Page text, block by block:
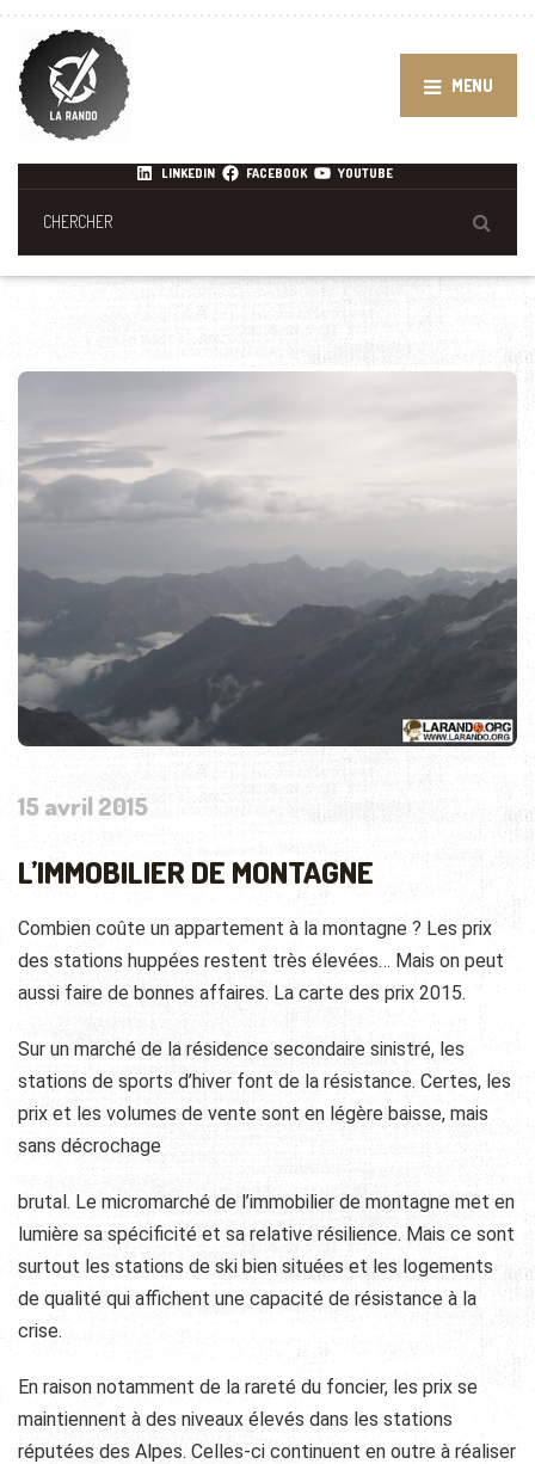
MENU
LINKEDIN FACEBOOK YOUTUBE
15 avril 2015
L’IMMOBILIER DE MONTAGNE
Combien coûte un appartement à la montagne ? Les prix
des stations huppées restent très élevées… Mais on peut
aussi faire de bonnes affaires. La carte des prix 2015.
Sur un marché de la résidence secondaire sinistré, les
stations de sports d’hiver font de la résistance. Certes, les
prix et les volumes de vente sont en légère baisse, mais
sans décrochage
brutal. Le micromarché de l’immobilier de montagne met en
lumière sa spécificité et sa relative résilience. Mais ce sont
surtout les stations de ski bien situées et les logements
de qualité qui affichent une capacité de résistance à la
crise.
En raison notamment de la rareté du foncier, les prix se
maintiennent à des niveaux élevés dans les stations
réputées des Alpes. Celles-ci continuent en outre à réaliser